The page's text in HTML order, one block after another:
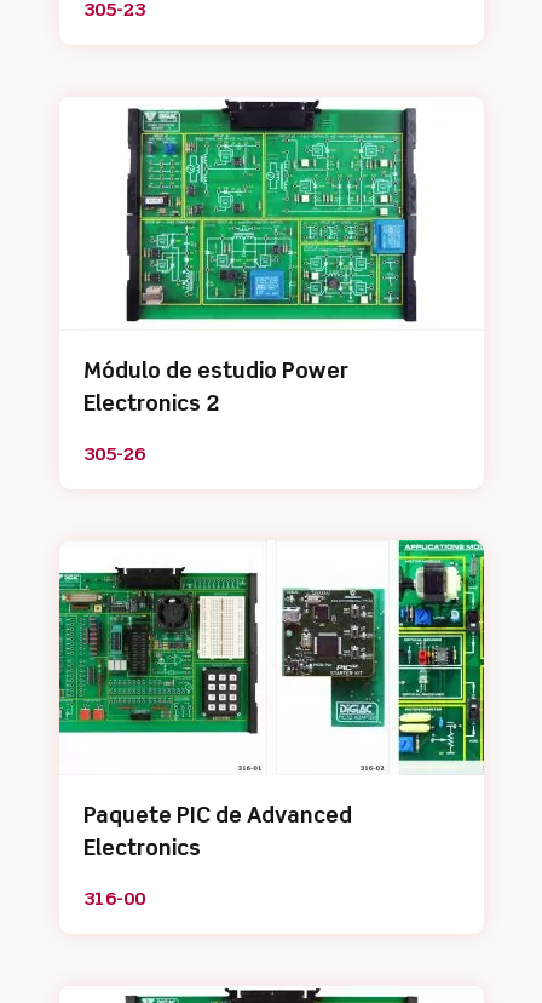
305-23
Módulo de estudio Power
Electronics 2
305-26
Paquete PIC de Advanced
Electronics
316-00